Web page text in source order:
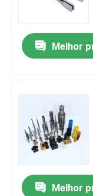
Melhor
Melhor